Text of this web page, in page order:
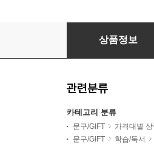
[예스24x발쇼] 오
상품정보
관련분류
카테고리 분류
문구/GIFT 가격대별 상
문구/GIFT
학습/독서